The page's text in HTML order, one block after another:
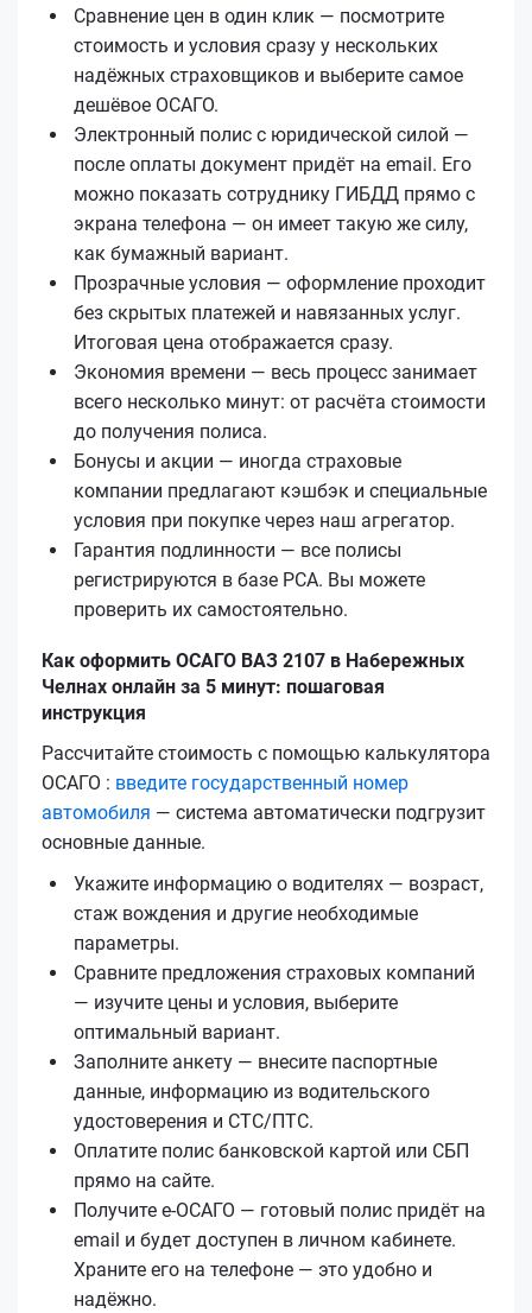
Сравнение цен в один клик — посмотрите
стоимость и условия сразу у нескольких
надёжных страховщиков и выберите самое
дешёвое ОСАГО.
Электронный полис с юридической силой —
после оплаты документ придёт на email. Его
можно показать сотруднику ГИБДД прямо с
экрана телефона — он имеет такую же силу,
как бумажный вариант.
Прозрачные условия — оформление проходит
без скрытых платежей и навязанных услуг.
Итоговая цена отображается сразу.
Экономия времени — весь процесс занимает
всего несколько минут: от расчёта стоимости
до получения полиса.
Бонусы и акции — иногда страховые
компании предлагают кэшбэк и специальные
условия при покупке через наш агрегатор.
Гарантия подлинности — все полисы
регистрируются в базе РСА. Вы можете
проверить их самостоятельно.
Как оформить ОСАГО ВАЗ 2107 в Набережных
Челнах онлайн за 5 минут: пошаговая
инструкция
Рассчитайте стоимость с помощью калькулятора
ОСАГО : введите государственный номер
автомобиля — система автоматически подгрузит
основные данные.
Укажите информацию о водителях — возраст,
стаж вождения и другие необходимые
параметры.
Сравните предложения страховых компаний
— изучите цены и условия, выберите
оптимальный вариант.
Заполните анкету — внесите паспортные
данные, информацию из водительского
удостоверения и СТС/ПТС.
Оплатите полис банковской картой или СБП
прямо на сайте.
Получите е‑ОСАГО — готовый полис придёт на
email и будет доступен в личном кабинете.
Храните его на телефоне — это удобно и
надёжно.